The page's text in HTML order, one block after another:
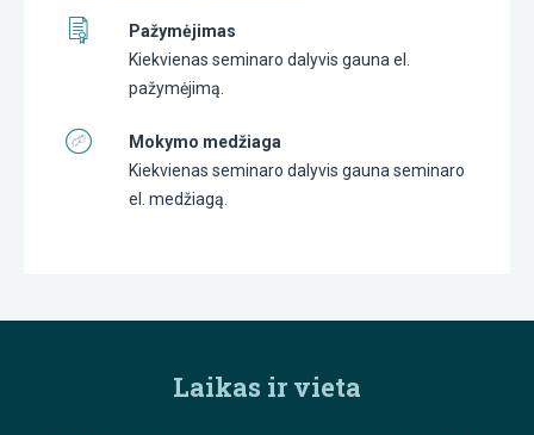
Pažymėjimas
Kiekvienas seminaro dalyvis gauna el.
pažymėjimą.
Mokymo medžiaga
Kiekvienas seminaro dalyvis gauna seminaro
el. medžiagą.
Laikas ir vieta